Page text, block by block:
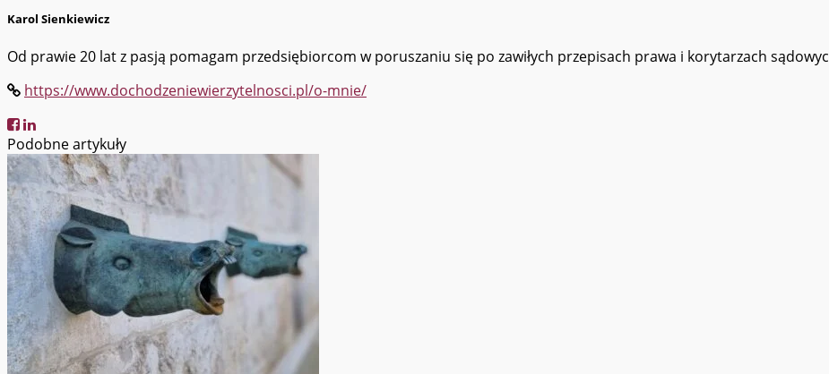
Karol Sienkiewicz
Od prawie 20 lat z pasją pomagam przedsiębiorcom w poruszaniu się po zawiłych przepisach prawa i korytarzach
https://www.dochodzeniewierzytelnosci.pl/o-mnie/
Podobne artykuły